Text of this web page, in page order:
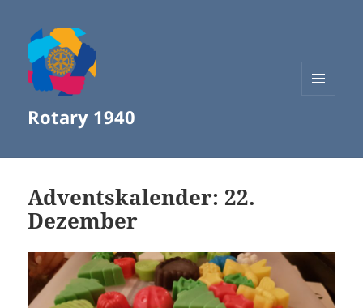
Rotary 1940
Adventskalender: 22.
Dezember